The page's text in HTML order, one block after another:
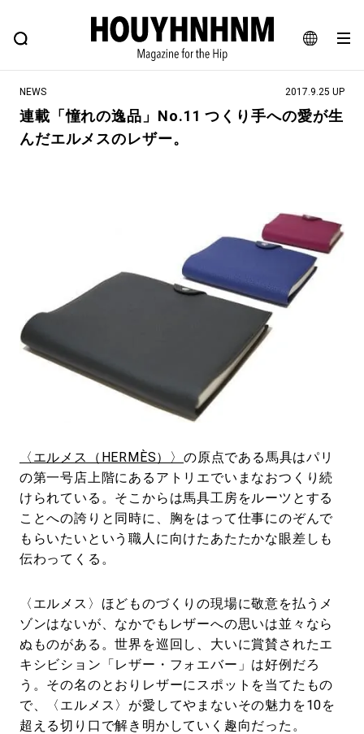
JA
EN
FEATURE BLOG SNAP
ヒップなファッション、カルチャー、ライフスタイルWEBマガジン
#MONTHLY JOURNAL
#GH 銘品の所以 #フイナムのYouTube
#Commune H #AH.H
#MOVIE
#LIFESTYLE #OUTDOOR
#HANDSOME HANDBOOK
NEWS 2017.9.25 UP
連載「憧れの逸品」No.11 つくり手への愛が生
んだエルメスのレザー。
〈エルメス（HERMÈS）〉の原点である馬具はパリ
の第一号店上階にあるアトリエでいまなおつくり続
けられている。そこからは馬具工房をルーツとする
ことへの誇りと同時に、胸をはって仕事にのぞんで
もらいたいという職人に向けたあたたかな眼差しも
伝わってくる。
〈エルメス〉ほどものづくりの現場に敬意を払うメ
ゾンはないが、なかでもレザーへの思いは並々なら
ぬものがある。世界を巡回し、大いに賞賛されたエ
キシビション「レザー・フォエバー」は好例だろ
う。その名のとおりレザーにスポットを当てたもの
で、〈エルメス〉が愛してやまないその魅力を10を
超える切り口で解き明かしていく趣向だった。